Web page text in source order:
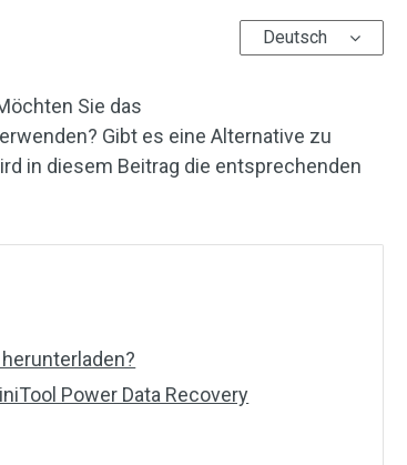
Deutsch
Sie das
Gibt es eine Alternative zu
in diesem Beitrag die entsprechenden
Power Data Recovery